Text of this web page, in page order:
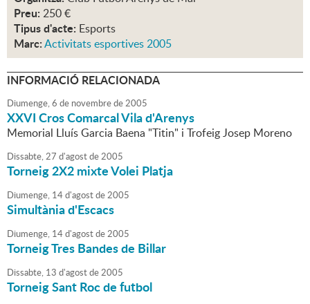
Preu: 250 €
Tipus d'acte: Esports
Marc:Activitats esportives 2005
INFORMACIÓ RELACIONADA
Diumenge,6 de novembrede2005
XXVI Cros Comarcal Vila d'Arenys
Memorial Lluís Garcia Baena "Titin" i Trofeig Josep Moreno
Dissabte,27 d'agostde2005
Torneig 2X2 mixte Volei Platja
Diumenge, 14d'agostde2005
Simultània d'Escacs
Diumenge, 14d'agostde2005
Torneig Tres Bandes de Billar
Dissabte, 13 d'agostde2005
Torneig Sant Roc de futbol